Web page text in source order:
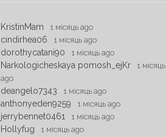
KristinMam 1 місяць ago
cindirhea06 1 місяць ago
dorothycatani90 1 місяць ago
Narkologicheskaya pomosh_ejKr
1 місяць
ago
deangelo7343 1 місяць ago
anthonyeden9259 1 місяць ago
jerrybennet0461 1 місяць ago
Hollyfug 1 місяць ago